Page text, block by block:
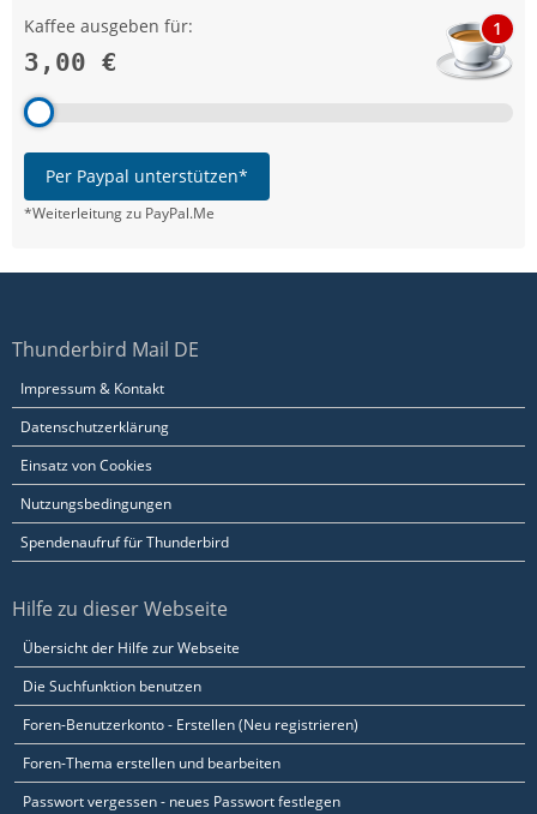
Kaffee ausgeben für:
3,00 €
1
Per Paypal unterstützen*
*Weiterleitung zu PayPal.Me
Thunderbird Mail DE
Impressum & Kontakt
Datenschutzerklärung
Einsatz von Cookies
Nutzungsbedingungen
Spendenaufruf für Thunderbird
Hilfe zu dieser Webseite
Übersicht der Hilfe zur Webseite
Die Suchfunktion benutzen
Foren-Benutzerkonto - Erstellen (Neu registrieren)
Foren-Thema erstellen und bearbeiten
Passwort vergessen - neues Passwort festlegen